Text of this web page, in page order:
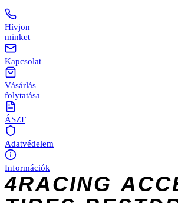
Hívjon
minket
Kapcsolat
Vásárlás
folytatása
ÁSZF
Adatvédelem
Információk
4RACING